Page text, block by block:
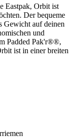
Eastpak, Orbit ist
Der bequeme
Gewicht auf deinen
und
Padded Pak'r®®,
ist in einer breiten